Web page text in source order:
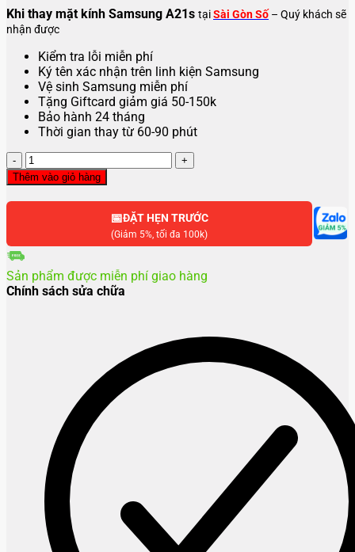
Khi thay mặt kính Samsung A21s tạiSài Gòn Số – Quý khách sẽ
nhận được
Kiểm tra lỗi miễn phí
Ký tên xác nhận trên linh kiện Samsung
Vệ sinh Samsung miễn phí
Tặng Giftcard giảm giá 50-150k
Bảo hành 24 tháng
Thời gian thay từ 60-90 phút
Thay
mặt
kính
Samsung
lượng
Thêm vào giỏ hàng
📅ĐẶT HẸN TRƯỚC
(Giảm 5%, tối đa 100k)
Sản phẩm được miễn phí giao hàng
Chính sách sửa chữa